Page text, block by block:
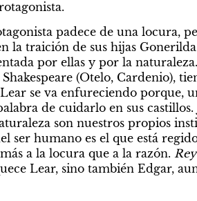
padece de una locura,
la traición de sus hijas Gonerilda
por ellas y por la naturaleza.
(Otelo, Cardenio),
se va enfureciendo porque,
son nuestros propios
ser humano es el que está
a la locura que a la razón.
Lear, sino también Edgar,